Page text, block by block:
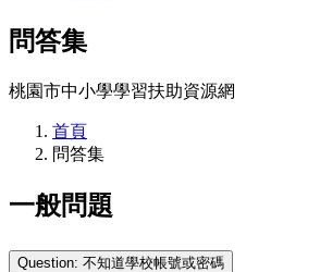
問答集
桃園市中小學學習扶助資源網
首頁
問答集
一般問題
Question: 不知道學校帳號或密碼